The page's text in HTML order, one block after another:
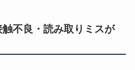
触不良・読み取りミスが